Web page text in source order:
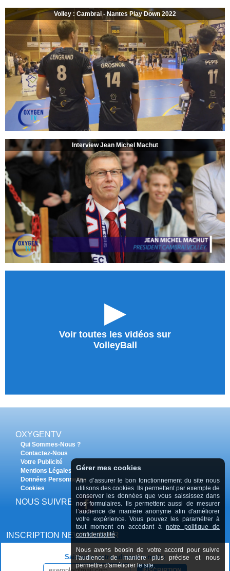
Volley : Cambrai - Nantes Play Down 2022
Interview Jean Michel Machut
►
Voir toutes les vidéos sur
VolleyBall
OXYGENTV
Qui Sommes-Nous ?
Contactez-Nous
Votre Publicité
Mentions Légales
Données Personnelles
Cookies
NOUS SUIVRE
INSCRIPTION NEWSLETTER
Saisissez votre adresse e-mail :
Gérer mes cookies
Afin d’assurer le bon fonctionnement du site nous
utilisons des cookies. Ils permettent par exemple de
conserver les données que vous saississez dans
nos formulaires. Ils permettent aussi de mesurer
l’audience de manière anonyme afin d'améliorer
votre expérience. Vous pouvez les paramétrer à
tout moment en accédant à notre politique de
confidentialité
Nous avons beosin de votre accord pour suivre
l'audience de manière plus précise et nous
permettre d'améliorer le site.